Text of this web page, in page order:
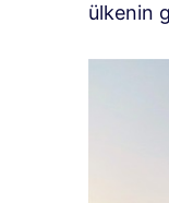
ülkenin